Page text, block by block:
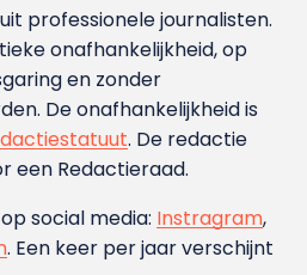
professionele journalisten.
onafhankelijkheid, op
en zonder
De onafhankelijkheid is
. De redactie
een Redactieraad.
social media: Instragram,
. Een keer per jaar verschijnt